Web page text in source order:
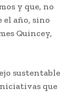
y que, no
el año, sino
Quincey,
sustentable
que